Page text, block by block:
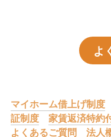
よ
マイホーム借上げ制度
証制度
家賃返済特約
よくあるご質問
法人